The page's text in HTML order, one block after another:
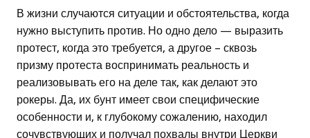
В жизни случаются ситуации и обстоятельства, когда
нужно выступить против. Но одно дело — выразить
протест, когда это требуется, а другое – сквозь
призму протеста воспринимать реальность и
реализовывать его на деле так, как делают это
рокеры. Да, их бунт имеет свои специфические
особенности и, к глубокому сожалению, находил
сочувствующих и получал похвалы внутри Церкви